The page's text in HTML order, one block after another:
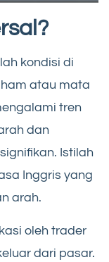
kondisi di
atau mata
tren
dan
Istilah
Inggris yang
arah.
oleh trader
dari pasar.